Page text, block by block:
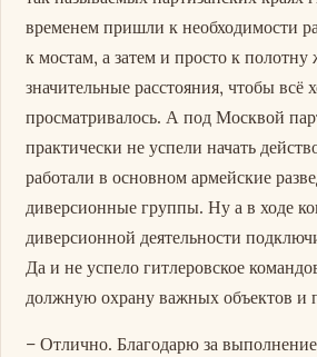
временем пришли к необходимости
к мостам, а затем и просто к полотну
значительные расстояния, чтобы всё
просматривалось. А под Москвой
практически не успели начать
работали в основном армейские
диверсионные группы. Ну а в ходе
диверсионной деятельности
Да и не успело гитлеровское
должную охрану важных объектов и
– Отлично. Благодарю за выполнение